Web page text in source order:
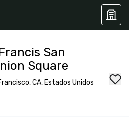
San
Square
CA, Estados Unidos